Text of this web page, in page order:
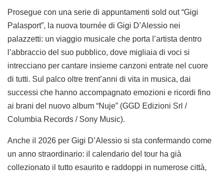
Prosegue con una serie di appuntamenti sold out “Gigi
Palasport”, la nuova tournée di Gigi D’Alessio nei
palazzetti: un viaggio musicale che porta l’artista dentro
l’abbraccio del suo pubblico, dove migliaia di voci si
intrecciano per cantare insieme canzoni entrate nel cuore
di tutti. Sul palco oltre trent’anni di vita in musica, dai
successi che hanno accompagnato emozioni e ricordi fino
ai brani del nuovo album “Nuje” (GGD Edizioni Srl /
Columbia Records / Sony Music).
Anche il 2026 per Gigi D’Alessio si sta confermando come
un anno straordinario: il calendario del tour ha già
collezionato il tutto esaurito e raddoppi in numerose città,